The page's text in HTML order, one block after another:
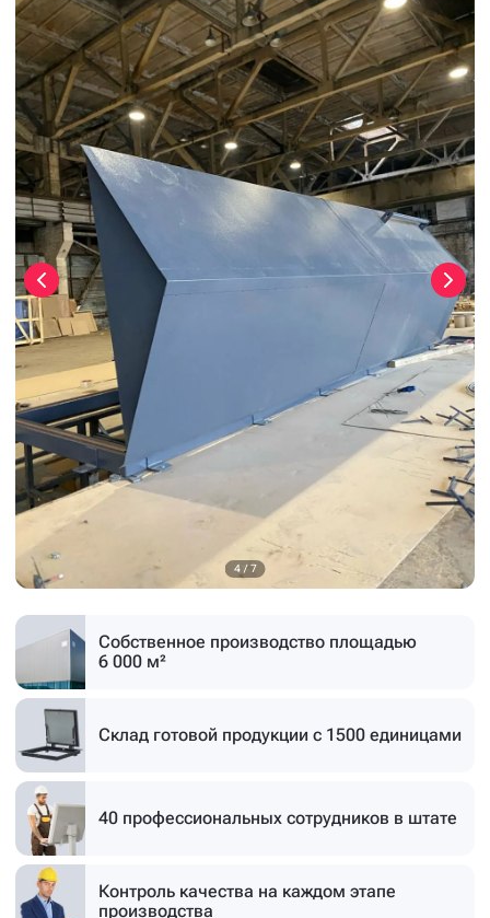
4 / 7
Собственное производство площадью
6 000 м²
Склад готовой продукции с 1500 единицами
40 профессиональных сотрудников в штате
Контроль качества на каждом этапе
производства